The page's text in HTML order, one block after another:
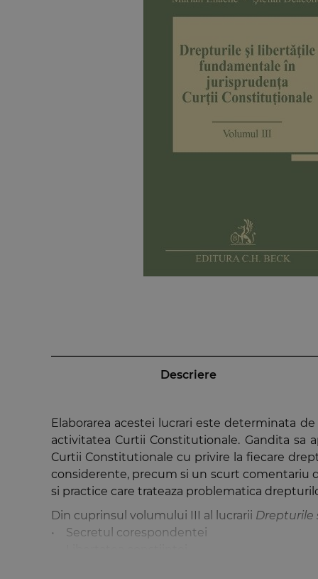
Descriere
Elaborarea acestei lucrari este determinata
activitatea Curtii Constitutionale. Gandita
Curtii Constitutionale cu privire la fiecare
considerente, precum si un scurt comentariu
si practice care trateaza problematica
Din cuprinsul volumului III al lucrarii Drepturile
• Secretul corespondentei